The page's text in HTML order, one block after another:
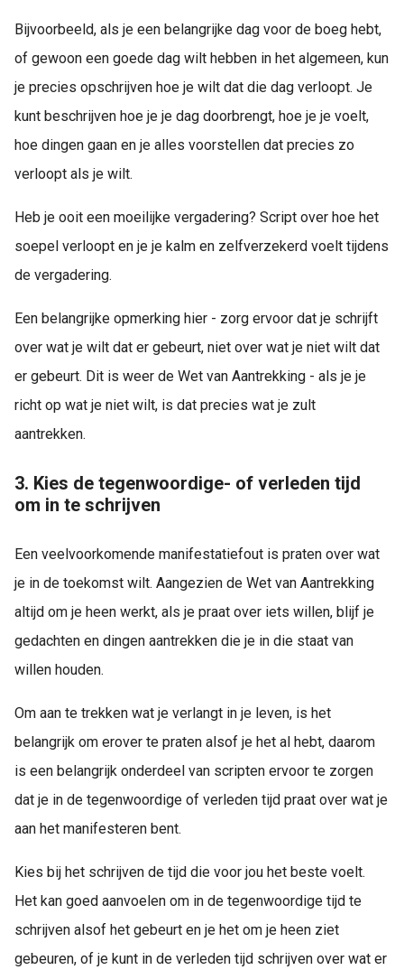
Bijvoorbeeld, als je een belangrijke dag voor de boeg hebt,
of gewoon een goede dag wilt hebben in het algemeen, kun
je precies opschrijven hoe je wilt dat die dag verloopt. Je
kunt beschrijven hoe je je dag doorbrengt, hoe je je voelt,
hoe dingen gaan en je alles voorstellen dat precies zo
verloopt als je wilt.
Heb je ooit een moeilijke vergadering? Script over hoe het
soepel verloopt en je je kalm en zelfverzekerd voelt tijdens
de vergadering.
Een belangrijke opmerking hier - zorg ervoor dat je schrijft
over wat je wilt dat er gebeurt, niet over wat je niet wilt dat
er gebeurt. Dit is weer de Wet van Aantrekking - als je je
richt op wat je niet wilt, is dat precies wat je zult
aantrekken.
3. Kies de tegenwoordige- of verleden tijd
om in te schrijven
Een veelvoorkomende manifestatiefout is praten over wat
je in de toekomst wilt. Aangezien de Wet van Aantrekking
altijd om je heen werkt, als je praat over iets willen, blijf je
gedachten en dingen aantrekken die je in die staat van
willen houden.
Om aan te trekken wat je verlangt in je leven, is het
belangrijk om erover te praten alsof je het al hebt, daarom
is een belangrijk onderdeel van scripten ervoor te zorgen
dat je in de tegenwoordige of verleden tijd praat over wat je
aan het manifesteren bent.
Kies bij het schrijven de tijd die voor jou het beste voelt.
Het kan goed aanvoelen om in de tegenwoordige tijd te
schrijven alsof het gebeurt en je het om je heen ziet
gebeuren, of je kunt in de verleden tijd schrijven over wat er